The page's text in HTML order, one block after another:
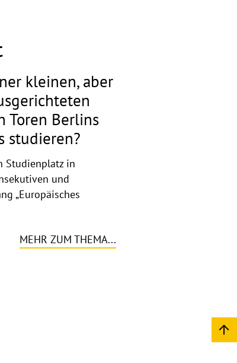
kleinen, aber
Toren Berlins
studieren?
Studienplatz in
und
„Europäisches
MEHR ZUM THEMA...